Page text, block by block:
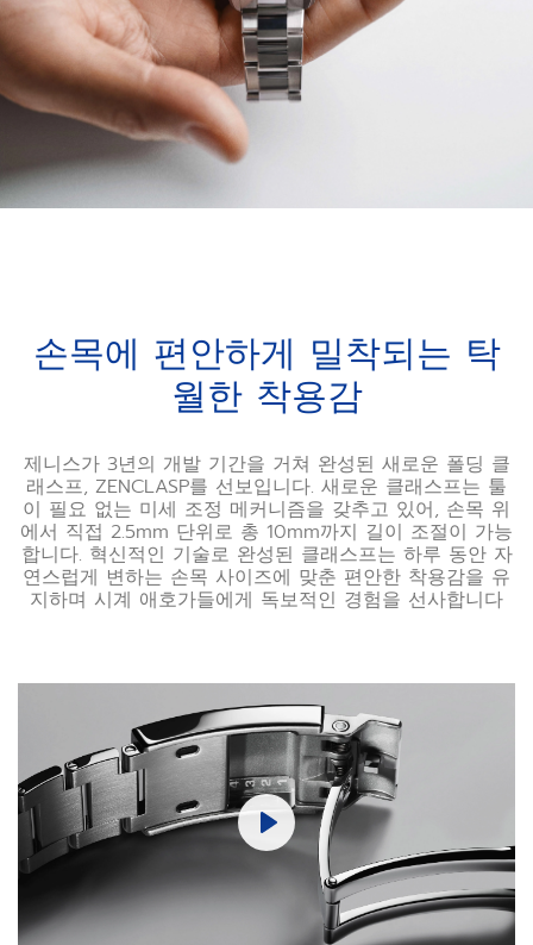
손목에 편안하게 밀착되는 탁
월한 착용감
제니스가 3년의 개발 기간을 거쳐 완성된 새로운 폴딩 클
래스프, ZENCLASP를 선보입니다. 새로운 클래스프는 툴
이 필요 없는 미세 조정 메커니즘을 갖추고 있어, 손목 위
에서 직접 2.5mm 단위로 총 10mm까지 길이 조절이 가능
합니다. 혁신적인 기술로 완성된 클래스프는 하루 동안 자
연스럽게 변하는 손목 사이즈에 맞춘 편안한 착용감을 유
지하며 시계 애호가들에게 독보적인 경험을 선사합니다
Play